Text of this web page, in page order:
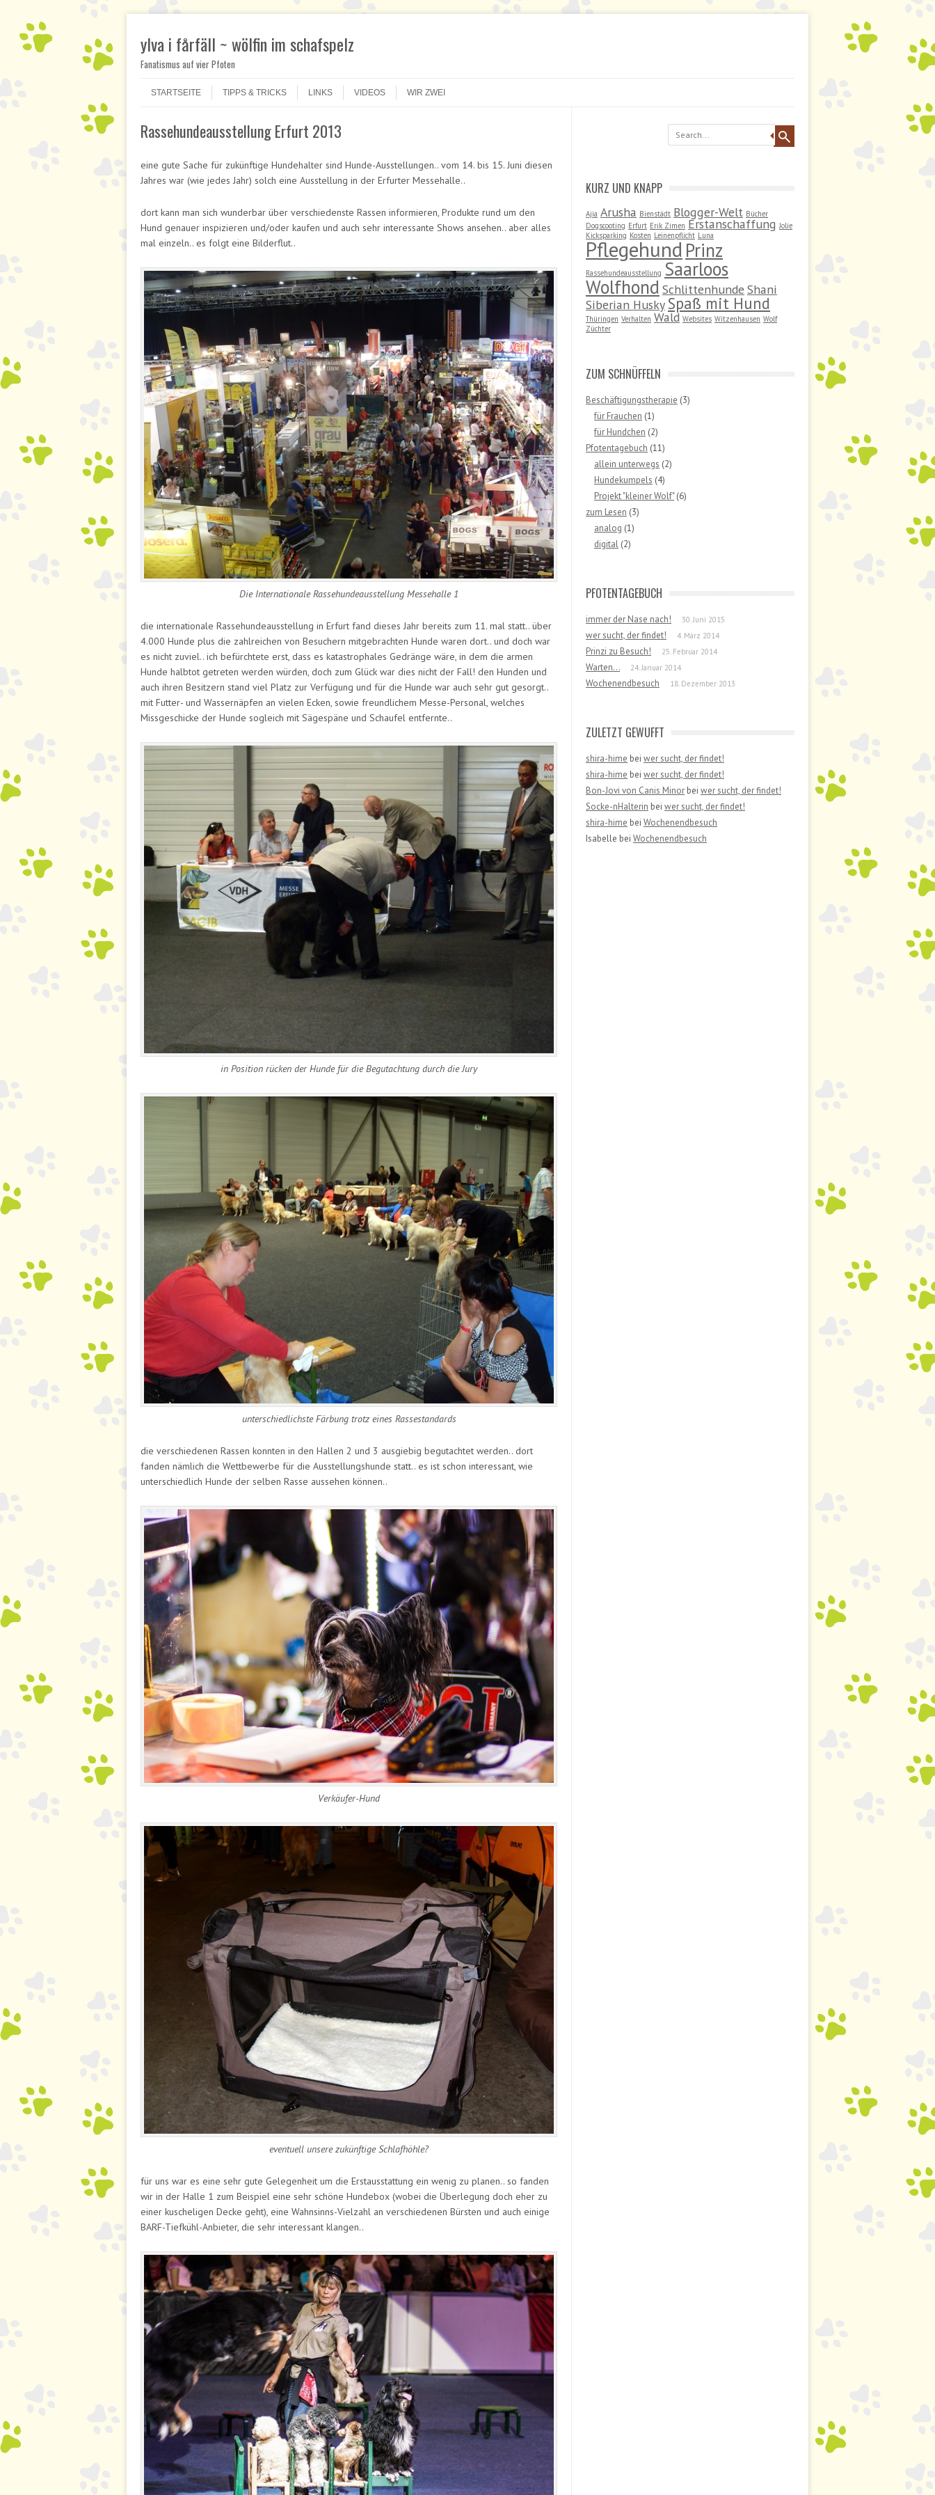
ylva i fårfäll ~ wölfin im schafspelz
Fanatismus auf vier Pfoten
Menu
STARTSEITE
TIPPS & TRICKS LINKS VIDEOS WIR ZWEI
Rassehundeausstellung Erfurt 2013
eine gute Sache für zukünftige Hundehalter sind Hunde-Ausstellungen.. vom 14. bis 15. Juni diesen
Jahres war (wie jedes Jahr) solch eine Ausstellung in der Erfurter Messehalle..
dort kann man sich wunderbar über verschiedenste Rassen informieren, Produkte rund um den
Hund genauer inspizieren und/oder kaufen und auch sehr interessante Shows ansehen.. aber alles
mal einzeln.. es folgt eine Bilderflut..
Die Internationale Rassehundeausstellung Messehalle 1
die internationale Rassehundeausstellung in Erfurt fand dieses Jahr bereits zum 11. mal statt.. über
4.000 Hunde plus die zahlreichen von Besuchern mitgebrachten Hunde waren dort.. und doch war
es nicht zuviel.. ich befürchtete erst, dass es katastrophales Gedränge wäre, in dem die armen
Hunde halbtot getreten werden würden, doch zum Glück war dies nicht der Fall! den Hunden und
auch ihren Besitzern stand viel Platz zur Verfügung und für die Hunde war auch sehr gut gesorgt..
mit Futter- und Wassernäpfen an vielen Ecken, sowie freundlichem Messe-Personal, welches
Missgeschicke der Hunde sogleich mit Sägespäne und Schaufel entfernte..
in Position rücken der Hunde für die Begutachtung durch die Jury
unterschiedlichste Färbung trotz eines Rassestandards
die verschiedenen Rassen konnten in den Hallen 2 und 3 ausgiebig begutachtet werden.. dort
fanden nämlich die Wettbewerbe für die Ausstellungshunde statt.. es ist schon interessant, wie
unterschiedlich Hunde der selben Rasse aussehen können..
Verkäufer-Hund
eventuell unsere zukünftige Schlafhöhle?
für uns war es eine sehr gute Gelegenheit um die Erstausstattung ein wenig zu planen.. so fanden
wir in der Halle 1 zum Beispiel eine sehr schöne Hundebox (wobei die Überlegung doch eher zu
einer kuscheligen Decke geht), eine Wahnsinns-Vielzahl an verschiedenen Bürsten und auch einige
BARF-Tiefkühl-Anbieter, die sehr interessant klangen..
KURZ UND KNAPP
Ajia Arusha Bienstädt Blogger-Welt Bücher
Dogscooting Erfurt Erik Zimen Erstanschaffung Jolie
Kicksparking Kosten Leinenpflicht Luna
Pflegehund Prinz
Rassehundeausstellung Saarloos
Wolfhond Schlittenhunde Shani
Siberian Husky Spaß mit Hund
Thüringen Verhalten Wald Websites Witzenhausen Wolf
Züchter
ZUM SCHNÜFFELN
Beschäftigungstherapie (3)
für Frauchen (1)
für Hundchen (2)
Pfotentagebuch (11)
allein unterwegs (2)
Hundekumpels (4)
Projekt "kleiner Wolf"(6)
zum Lesen (3)
analog (1)
digital (2)
PFOTENTAGEBUCH
immer der Nase nach! 30. Juni 2015
wer sucht, der findet! 4. März 2014
Prinzi zu Besuch! 25. Februar 2014
Warten… 24. Januar 2014
Wochenendbesuch 18. Dezember 2013
ZULETZT GEWUFFT
shira-hime bei wer sucht, der findet!
shira-hime bei wer sucht, der findet!
Bon-Jovi von Canis Minor bei wer sucht, der findet!
Socke-nHalterin bei wer sucht, der findet!
shira-hime bei Wochenendbesuch
Isabelle bei Wochenendbesuch